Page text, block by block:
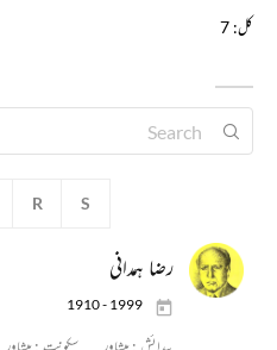
کل: 7
R S
رضا ہمدانی
1910 - 1999
پیدائش : پیشاور سکونت : پیشاور